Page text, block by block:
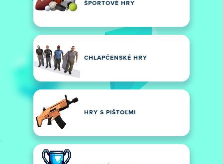
ŠPORTOVÉ HRY
CHLAPČENSKÉ HRY
HRY S PIŠTOĽMI